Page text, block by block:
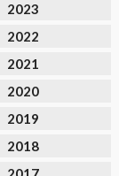
2023
2022
2021
2020
2019
2018